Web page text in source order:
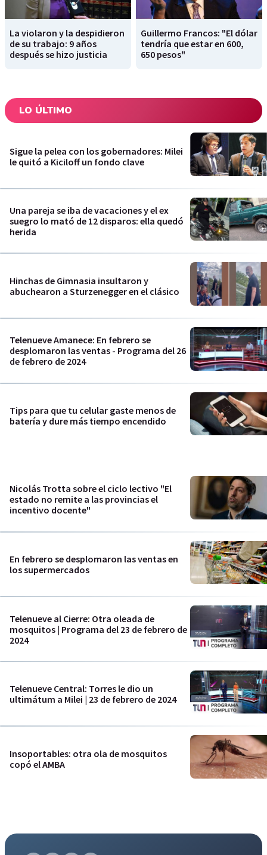
La violaron y la despidieron
de su trabajo: 9 años
después se hizo justicia
Guillermo Francos: "El dólar
tendría que estar en 600,
650 pesos"
LO ÚLTIMO
Sigue la pelea con los gobernadores: Milei
le quitó a Kiciloff un fondo clave
Una pareja se iba de vacaciones y el ex
suegro lo mató de 12 disparos: ella quedó
herida
Hinchas de Gimnasia insultaron y
abuchearon a Sturzenegger en el clásico
Telenueve Amanece: En febrero se
desplomaron las ventas - Programa del 26
de febrero de 2024
Tips para que tu celular gaste menos de
batería y dure más tiempo encendido
Nicolás Trotta sobre el ciclo lectivo "El
estado no remite a las provincias el
incentivo docente"
En febrero se desplomaron las ventas en
los supermercados
Telenueve al Cierre: Otra oleada de
mosquitos | Programa del 23 de febrero de
2024
Telenueve Central: Torres le dio un
ultimátum a Milei | 23 de febrero de 2024
Insoportables: otra ola de mosquitos
copó el AMBA